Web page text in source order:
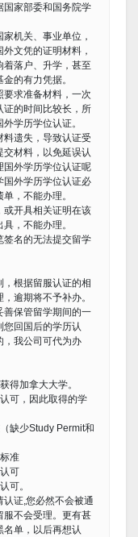
国家部委和国务院学
机关、事业单位，
文凭的证明材料，
落户、升学，甚至
的有力凭据。
要求准备材料，一次
证的时间比较长，所
学历学位认证。
遗失，导致认证受
交材料，以免延误认
国外学历学位认证呢
国外学历学位认证必
，不能办理。
或开具相关证明在该
，不能办理。
签名的无法提交留学
，根据留服认证的相
逾期将不予补办。
善保管留学期间的一
您回国后的学历认
，我公司可代为办
得加拿大大学。
可，因此取得的学
缺少Study Permit和
准
可
可。
证,您必然不会被通
服不会受理。更有甚
名单，以后再想认